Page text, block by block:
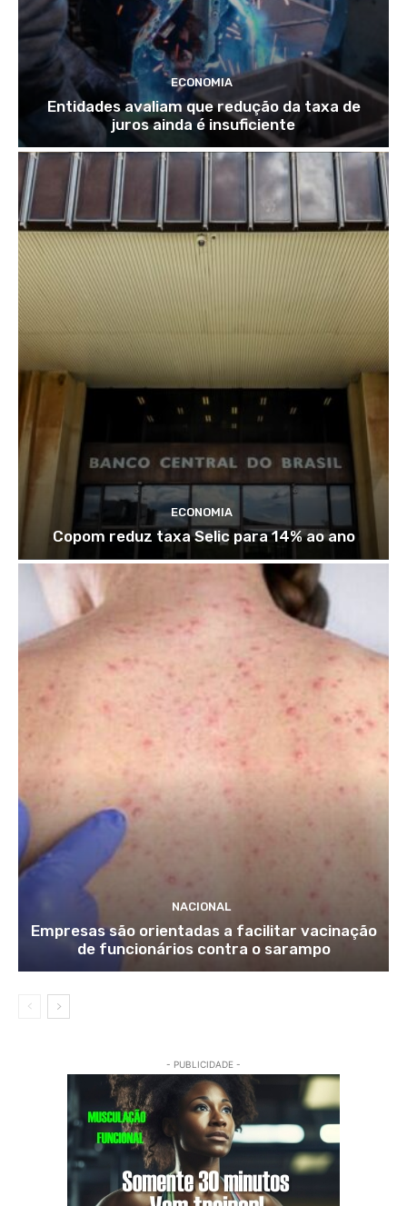
ECONOMIA
Entidades avaliam que redução da taxa de
juros ainda é insuficiente
ECONOMIA
Copom reduz taxa Selic para 14% ao ano
NACIONAL
Empresas são orientadas a facilitar vacinação
de funcionários contra o sarampo
- PUBLICIDADE -